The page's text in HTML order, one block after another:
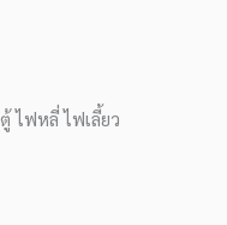
ไฟหลี่ ไฟเลี้ยว